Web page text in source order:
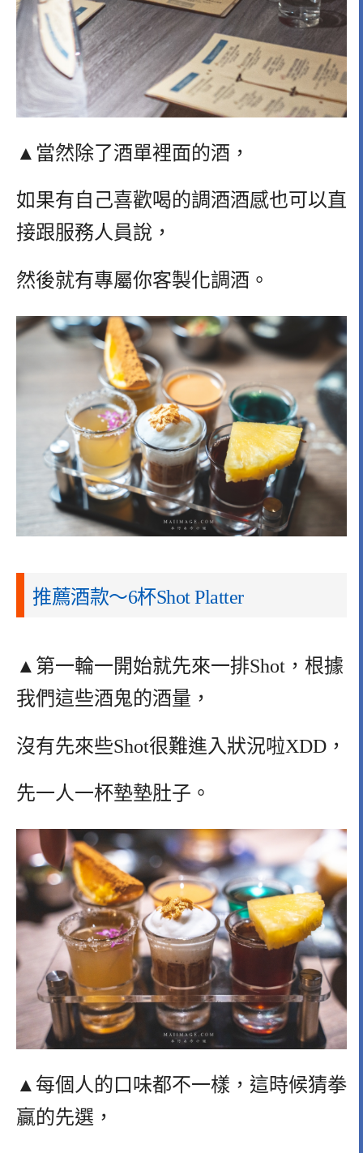
▲當然除了酒單裡面的酒，
如果有自己喜歡喝的調酒酒感也可以直
接跟服務人員說，
然後就有專屬你客製化調酒。
推薦酒款～6杯Shot Platter
▲第一輪一開始就先來一排Shot，根據
我們這些酒鬼的酒量，
沒有先來些Shot很難進入狀況啦XDD，
先一人一杯墊墊肚子。
▲每個人的口味都不一樣，這時候猜拳
贏的先選，